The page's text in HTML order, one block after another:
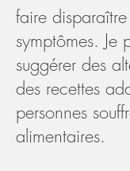
faire
symptômes. Je
suggérer des
des recettes
personnes
alimentaires.